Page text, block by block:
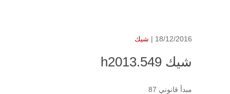
18/12/2016 | شيك
شيك h2013.549
مبدأ قانوني 87